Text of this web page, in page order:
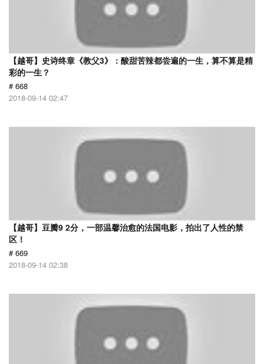
【越哥】史诗终章《教父3》：酸甜苦辣都尝遍的一生，算不算是精
彩的一生？
# 668
2018-09-14 02:47
【越哥】豆瓣9 2分，一部温馨治愈的法国电影，拍出了人性的禁
区！
# 669
2018-09-14 02:38